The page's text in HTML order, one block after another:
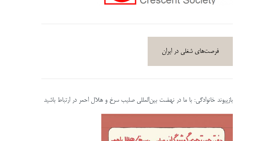
فرصت‌های شغلی در ایران
بازپیوند خانوادگی: با ما در نهضت بین‌المللی صلیب سرخ و هلال احمر در ارتباط باشید